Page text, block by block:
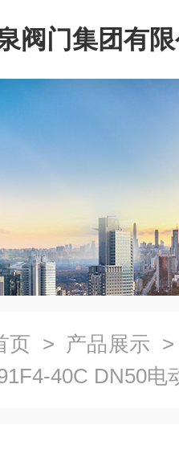
阀门集团有
页 > 产品展示
40C DN50电